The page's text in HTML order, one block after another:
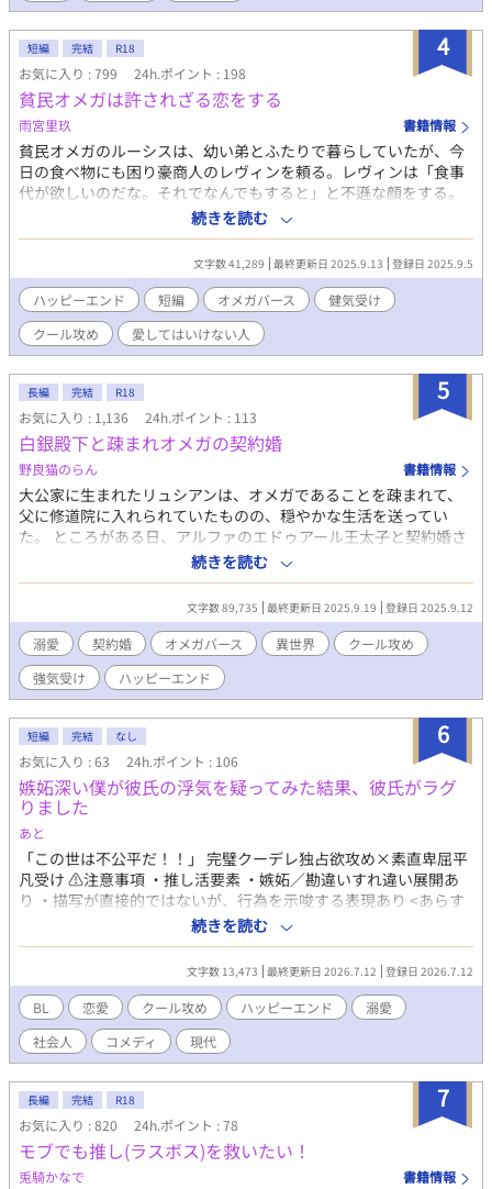
4
短編 完結 R18
お気に入り : 799 24h.ポイント : 198
貧民オメガは許されざる恋をする
雨宮里玖 書籍情報
貧民オメガのルーシスは、幼い弟とふたりで暮らしていたが、今
日の食べ物にも困り豪商人のレヴィンを頼る。レヴィンは「食事
代が欲しいのだな。それでなんでもすると」と不遜な顔をする。
「おい。ルーシスに銅貨を一枚やり、湯浴みをさせて俺の部屋に
連れて来い」 レヴィンの言葉に、そばに控えていた使用人が驚愕
した。銅貨一枚はパンひとつ買える程度のはした金だからだ。そ
れでも金が欲しいルーシスはレヴィンに従い、身体を整えレヴィ
ンの寝室へと向かう…… 好きになってはいけない人に想いを寄せ
る貧民オメガのサクセスラブストーリー。
続きを読む
文字数 41,289 最終更新日 2025.9.13 登録日 2025.9.5
ハッピーエンド 短編 オメガバース
健気受け
クール攻め
愛してはいけない人
5
長編 完結 R18
お気に入り : 1,136 24h.ポイント : 113
白銀殿下と疎まれオメガの契約婚
野良猫のらん 書籍情報
大公家に生まれたリュシアンは、オメガであることを疎まれて、
父に修道院に入れられていたものの、穏やかな生活を送ってい
た。 ところがある日、アルファのエドゥアール王太子と契約婚さ
せられることになった。アルファの赤子を孕むためだけの非公式
な結婚だ。 初夜、エドゥアールはリュシアンに宣言した。 「言っ
ておくが、貴様は決して王太子妃にはなれない。側室にも。無
論、番にもだ」 敵意を剥き出しにするエドゥアールと、義務的な
初夜を終えた。 幽閉同然の離宮での生活でも、気丈に料理や掃除
など仕事をこなすリュシアン。 大公家の子息のはずなのに、下働
きを忌避せず健気にこなす姿を見て、エドゥアールは戸惑いを覚
える。 あの古狐の息子がなぜこんなことを、と……。 ※R１８シ
ーンが含まれる話にはタイトルに*をつけます。
続きを読む
文字数 89,735 最終更新日 2025.9.19 登録日 2025.9.12
溺愛 契約婚 オメガバース 異世界
クール攻め
強気受け
ハッピーエンド
6
短編 完結 なし
お気に入り : 63 24h.ポイント : 106
嫉妬深い僕が彼氏の浮気を疑ってみた結果、彼氏がラグ
りました
あと
「この世は不公平だ！！」 完璧クーデレ独占欲攻め×素直卑屈平
凡受け ⚠️注意事項 ・推し活要素 ・嫉妬／勘違いすれ違い展開あ
り ・描写が直接的ではないが、行為を示唆する表現あり <あらす
じ> 自分は初めてなのに、相手は初めてじゃないことに妬いてる
受け。 現実逃避で、推しに夢中。おまけに攻めの浮気疑惑も重な
り、親友に相談した結果、調査することに…。 <名前> 攻め:南方
四季 受け:佐伯朔弥
続きを読む
文字数 13,473 最終更新日 2026.7.12 登録日 2026.7.12
BL 恋愛 クール攻め ハッピーエンド
溺愛
社会人
コメディ 現代
7
長編 完結 R18
お気に入り : 820 24h.ポイント : 78
モブでも推し(ラスボス)を救いたい！
兎騎かなで 書籍情報